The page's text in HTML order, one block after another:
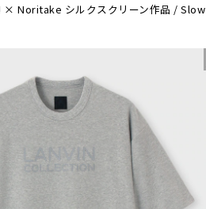
× Noritake シルクスクリーン作品 / Slow